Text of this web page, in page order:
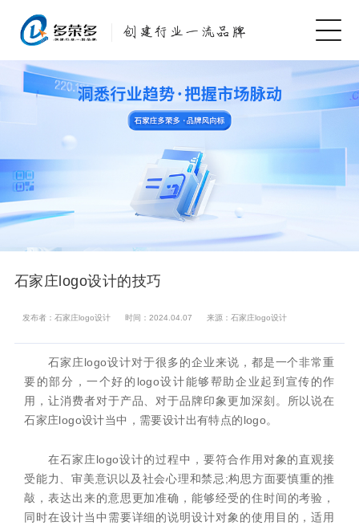
石家庄logo设计的技巧
发布者：石家庄logo设计 时间：2024.04.07 来源：石家庄logo设计
石家庄logo设计对于很多的企业来说，都是一个非常重
要的部分，一个好的logo设计能够帮助企业起到宣传的作
用，让消费者对于产品、对于品牌印象更加深刻。所以说在
石家庄logo设计当中，需要设计出有特点的logo。
在石家庄logo设计的过程中，要符合作用对象的直观接
受能力、审美意识以及社会心理和禁忌;构思方面要慎重的推
敲，表达出来的意思更加准确，能够经受的住时间的考验，
同时在设计当中需要详细的说明设计对象的使用目的，适用